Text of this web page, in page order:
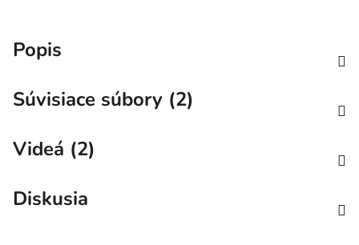
Popis
Súvisiace súbory (2)
Videá (2)
Diskusia